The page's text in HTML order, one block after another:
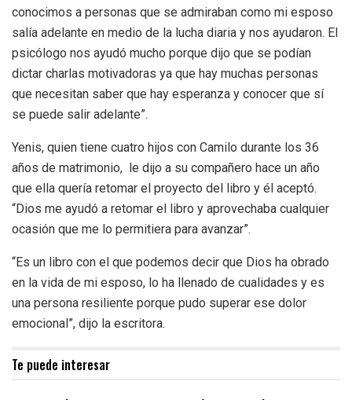
conocimos a personas que se admiraban como mi esposo
salía adelante en medio de la lucha diaria y nos ayudaron. El
psicólogo nos ayudó mucho porque dijo que se podían
dictar charlas motivadoras ya que hay muchas personas
que necesitan saber que hay esperanza y conocer que sí
se puede salir adelante”.
Yenis, quien tiene cuatro hijos con Camilo durante los 36
años de matrimonio, le dijo a su compañero hace un año
que ella quería retomar el proyecto del libro y él aceptó.
“Dios me ayudó a retomar el libro y aprovechaba cualquier
ocasión que me lo permitiera para avanzar”.
“Es un libro con el que podemos decir que Dios ha obrado
en la vida de mi esposo, lo ha llenado de cualidades y es
una persona resiliente porque pudo superar ese dolor
emocional”, dijo la escritora.
Te puede interesar